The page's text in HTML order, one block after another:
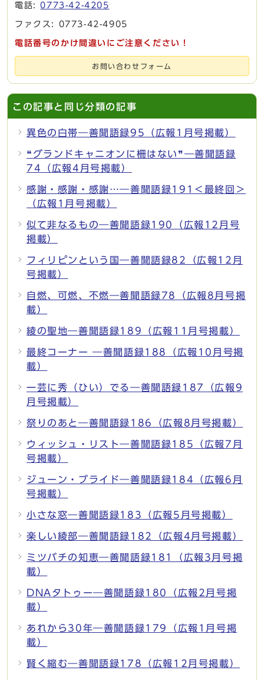
電話:0773-42-4205
ファクス: 0773-42-4905
電話番号のかけ間違いにご注意ください！
お問い合わせフォーム
この記事と同じ分類の記事
異色の白帯―善聞語録95（広報1月号掲載）
❝グランドキャニオンに柵はない❞―善聞語録
74（広報4月号掲載）
感謝・感謝・感謝…―善聞語録191＜最終回＞
（広報1月号掲載）
似て非なるもの―善聞語録190（広報12月号
掲載）
フィリピンという国―善聞語録82（広報12月
号掲載）
自燃、可燃、不燃―善聞語録78（広報8月号掲
載）
綾の聖地―善聞語録189（広報11月号掲載）
最終コーナー ―善聞語録188（広報10月号掲
載）
一芸に秀（ひい）でる―善聞語録187（広報9
月号掲載）
祭りのあと―善聞語録186（広報8月号掲載）
ウィッシュ・リスト―善聞語録185（広報7月
号掲載）
ジューン・ブライド―善聞語録184（広報6月
号掲載）
小さな窓―善聞語録183（広報5月号掲載）
楽しい綾部―善聞語録182（広報4月号掲載）
ミツバチの知恵―善聞語録181（広報3月号掲
載）
DNAタトゥー―善聞語録180（広報2月号掲
載）
あれから30年―善聞語録179（広報1月号掲
載）
賢く縮む―善聞語録178（広報12月号掲載）